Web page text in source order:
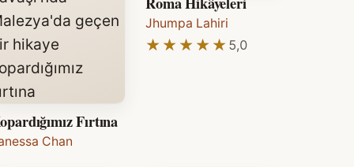
Fırtına
Chan
Jhumpa Lahiri
★★★★★
★★★★★ 5,0